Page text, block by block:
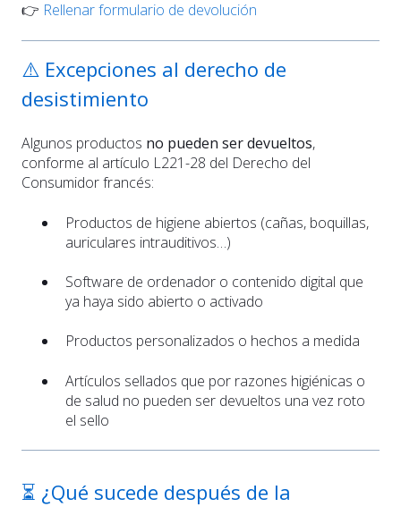
👉 Rellenar formulario de devolución
⚠️ Excepciones al derecho de
desistimiento
Algunos productos no pueden ser devueltos,
conforme al artículo L221-28 del Derecho del
Consumidor francés:
Productos de higiene abiertos (cañas, boquillas,
auriculares intrauditivos…)
Software de ordenador o contenido digital que
ya haya sido abierto o activado
Productos personalizados o hechos a medida
Artículos sellados que por razones higiénicas o
de salud no pueden ser devueltos una vez roto
el sello
⏳ ¿Qué sucede después de la